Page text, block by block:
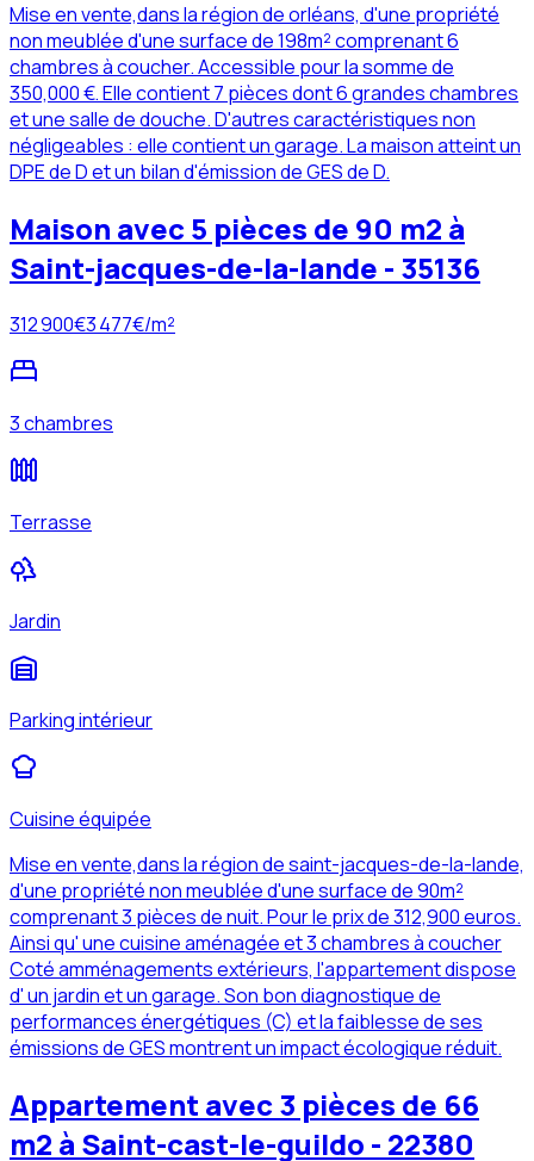
Mise en vente,dans la région de orléans, d'une propriété
non meublée d'une surface de 198m² comprenant 6
chambres à coucher. Accessible pour la somme de
350,000 €. Elle contient 7 pièces dont 6 grandes chambres
et une salle de douche. D'autres caractéristiques non
négligeables : elle contient un garage. La maison atteint un
DPE de D et un bilan d'émission de GES de D.
Maison avec 5 pièces de 90 m2 à
Saint-jacques-de-la-lande - 35136
312 900€3 477€/m²
3 chambres
Terrasse
Jardin
Parking intérieur
Cuisine équipée
Mise en vente,dans la région de saint-jacques-de-la-lande,
d'une propriété non meublée d'une surface de 90m²
comprenant 3 pièces de nuit. Pour le prix de 312,900 euros.
Ainsi qu' une cuisine aménagée et 3 chambres à coucher
Coté amménagements extérieurs, l'appartement dispose
d' un jardin et un garage. Son bon diagnostique de
performances énergétiques (C) et la faiblesse de ses
émissions de GES montrent un impact écologique réduit.
Appartement avec 3 pièces de 66
m2 à Saint-cast-le-guildo - 22380